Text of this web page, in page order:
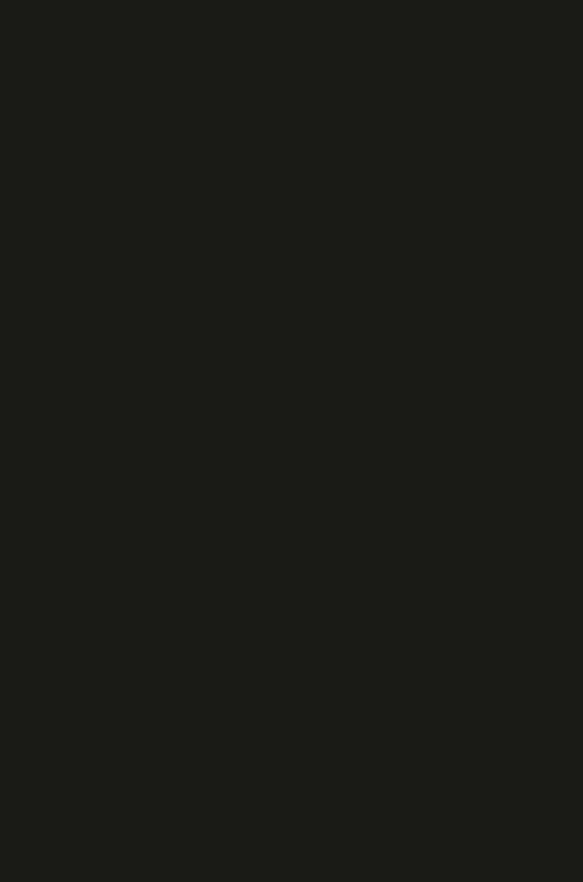
vendidos para clássico do Brasileirão 2026
vendidos de forma antecipada
para sócios para jogo de volta das oitavas
10 mil ingressos vendidos
no Brasil chega a 37; veja lista